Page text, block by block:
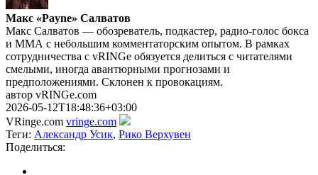
Макс «Payne» Салватов
Макс Салватов — обозреватель, подкастер, радио-голос бокса
и ММА с небольшим комментаторским опытом. В рамках
сотрудничества с vRINGe обязуется делиться с читателями
смелыми, иногда авантюрными прогнозами и
предположениями. Склонен к провокациям.
автор vRINGe.com
2026-05-12T18:48:36+03:00
VRinge.com vringe.com
Теги: Александр Усик, Рико Верхувен
Поделиться: